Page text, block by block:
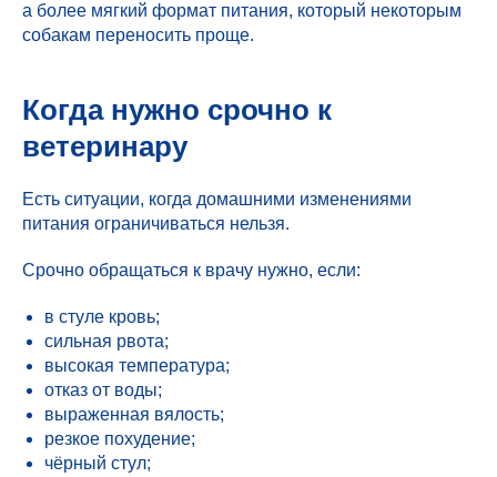
а более мягкий формат питания, который некоторым
собакам переносить проще.
Когда нужно срочно к
ветеринару
Есть ситуации, когда домашними изменениями
питания ограничиваться нельзя.
Срочно обращаться к врачу нужно, если:
в стуле кровь;
сильная рвота;
высокая температура;
отказ от воды;
выраженная вялость;
резкое похудение;
чёрный стул;